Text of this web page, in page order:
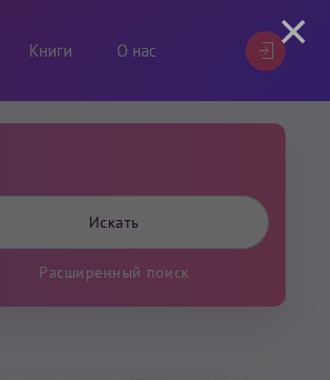
Книги О нас
Расширенный поиск
×